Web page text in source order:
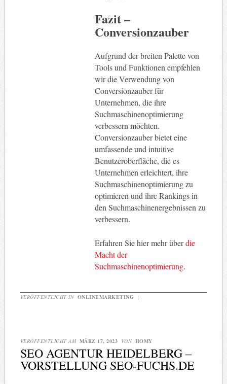
Fazit –
Conversionzauber
Aufgrund der breiten Palette von
Tools und Funktionen empfehlen
wir die Verwendung von
Conversionzauber für
Unternehmen, die ihre
Suchmaschinenoptimierung
verbessern möchten.
Conversionzauber bietet eine
umfassende und intuitive
Benutzeroberfläche, die es
Unternehmen erleichtert, ihre
Suchmaschinenoptimierung zu
optimieren und ihre Rankings in
den Suchmaschinenergebnissen zu
verbessern.
Erfahren Sie hier mehr überdie
Macht der
Suchmaschinenoptimierung.
VERÖFFENTLICHT IN ONLINEMARKETING |
VERÖFFENTLICHT AM MÄRZ 17, 2023 VON HOMY
SEO AGENTUR HEIDELBERG –
VORSTELLUNG SEO-FUCHS.DE